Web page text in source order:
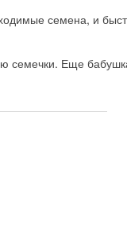
семена, и
семечки. Еще